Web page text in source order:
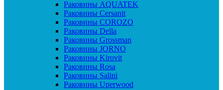
Раковины AQUATEK
Раковины Cersanit
Раковины COROZO
Раковины Della
Раковины Grossman
Раковины JORNO
Раковины Kirovit
Раковины Rosa
Раковины Salini
Раковины Uperwood